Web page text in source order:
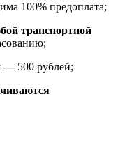
100% предоплата;
транспортной
—500 рублей;